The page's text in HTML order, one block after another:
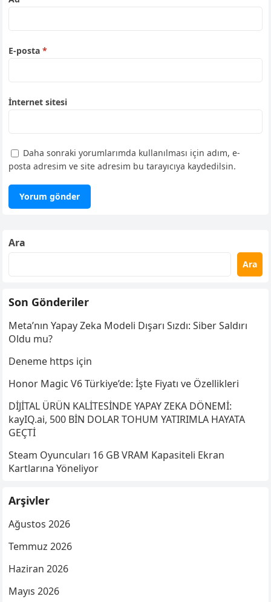
E-posta*
İnternet sitesi
Daha sonraki yorumlarımda kullanılması için adım, e-
posta adresim ve site adresim bu tarayıcıya kaydedilsin.
Ara
Ara
Son Gönderiler
Meta’nın Yapay Zeka Modeli Dışarı Sızdı: Siber Saldırı
Oldu mu?
Deneme https için
Honor Magic V6 Türkiye’de: İşte Fiyatı ve Özellikleri
DİJİTAL ÜRÜN KALİTESİNDE YAPAY ZEKA DÖNEMİ:
kayIQ.ai, 500 BİN DOLAR TOHUM YATIRIMLA HAYATA
GEÇTİ
Steam Oyuncuları 16 GB VRAM Kapasiteli Ekran
Kartlarına Yöneliyor
Arşivler
Ağustos 2026
Temmuz 2026
Haziran 2026
Mayıs 2026